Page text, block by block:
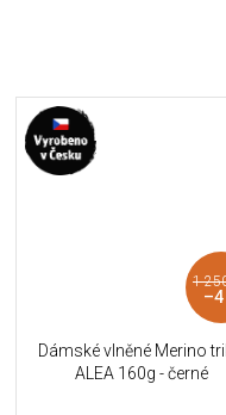
1
–4
Dámské vlněné Merino
ALEA 160g - černé